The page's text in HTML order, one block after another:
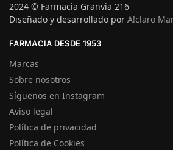
2024 © Farmacia Granvia 216
Diseñado y desarrollado por A!claro
FARMACIA DESDE 1953
Marcas
Sobre nosotros
Síguenos en Instagram
Aviso legal
Política de privacidad
Política de Cookies